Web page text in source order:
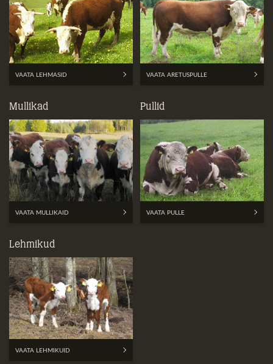
VAATA LEHMASID VAATA ARETUSPULLE
Mullikad
VAATA MULLIKAID
Pullid
VAATA PULLE
Lehmikud
VAATA LEHMIKUID